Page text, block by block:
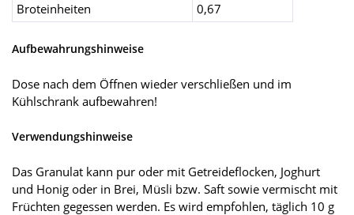
Broteinheiten
0,67
Aufbewahrungshinweise
Dose nach dem Öffnen wieder verschließen und im
Kühlschrank aufbewahren!
Verwendungshinweise
Das Granulat kann pur oder mit Getreideflocken, Joghurt
und Honig oder in Brei, Müsli bzw. Saft sowie vermischt mit
Früchten gegessen werden. Es wird empfohlen, täglich 10 g